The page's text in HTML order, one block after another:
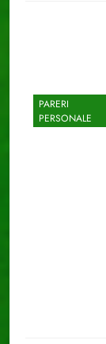
PARERI
PERSONALE